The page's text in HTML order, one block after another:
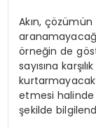
Akın,
örneğin de
sayısına
etmesi halinde
şekilde